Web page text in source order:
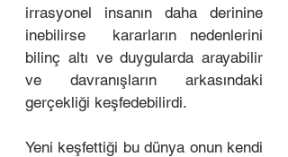
irrasyonel insanın daha derinine
inebilirse  kararların nedenlerini
bilinç altı ve duygularda arayabilir
ve davranışların arkasındaki
gerçekliği keşfedebilirdi.
Yeni keşfettiği bu dünya onun kendi